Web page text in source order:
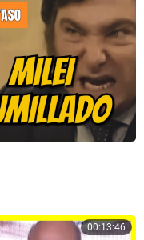
00:13:46